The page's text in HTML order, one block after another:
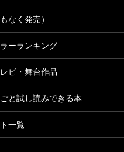
義者の化けの皮を剥いだわ
求めること
三十五歳で、編集長とし
雑誌を創刊することになっ
レスな生き方
んは、単に「若い男」とい
が好きですよね。つまり、
一希（中央公論社の編集者
なく発売）
ーランキング
ビ・舞台作品
と試し読みできる本
一覧